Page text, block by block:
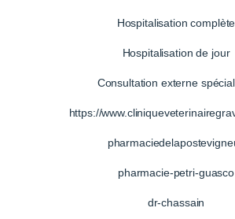
Hospitalisation complète
Hospitalisation de jour
Consultation externe
https://
pharmacie-petri-guasco
dr-chassain